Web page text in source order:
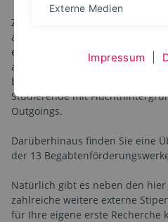
Zunächst finden Sie hier
auf unterschiedlichste Weise in
eingebunden ist. Dabei handelt
alle Studierenden (aller
bestimmter Fachbereiche), aber
Studierende mit
Outgoings.
Darüberhinaus finden Sie eine
der 13
Natürlich gibt es neben den
zahlreiche weitere externe
für Ihre eigene erste Recherche
Externe Medien
Impressum